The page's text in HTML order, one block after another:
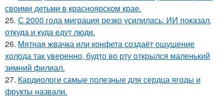
своими детьми в красноярском крае.
25. С 2000 года миграция резко усилилась: ИИ показал,
откуда и куда едут люди.
26. Мятная жвачка или конфета создаёт ощущение
холода так уверенно, будто во рту открылся маленький
зимний филиал.
27. Кардиологи самые полезные для сердца ягоды и
фрукты назвали.